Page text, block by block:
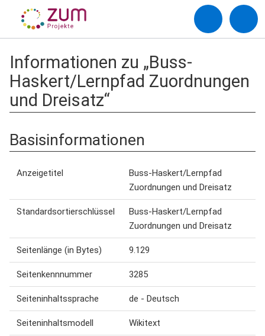
Informationen zu „Buss-
Haskert/Lernpfad Zuordnungen
und Dreisatz“
Basisinformationen
Anzeigetitel
Buss-Haskert/Lernpfad
Zuordnungen und Dreisatz
Standardsortierschlüssel
Buss-Haskert/Lernpfad
Zuordnungen und Dreisatz
Seitenlänge (in Bytes) 9.129
Seitenkennnummer 3285
Seiteninhaltssprache de - Deutsch
Seiteninhaltsmodell Wikitext